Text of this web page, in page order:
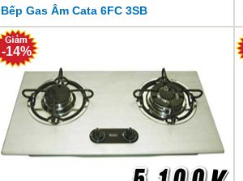
Bếp Gas Âm Cata 6FC 3SB
-14%